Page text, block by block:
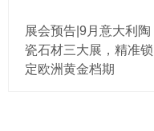
展会预告|9月意大利陶
瓷石材三大展，精准锁
定欧洲黄金档期